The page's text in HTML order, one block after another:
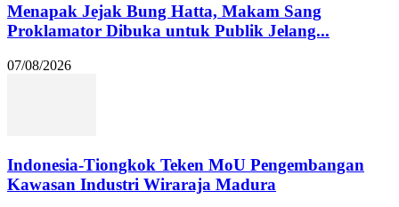
Menapak Jejak Bung Hatta, Makam Sang
Proklamator Dibuka untuk Publik Jelang...
07/08/2026
Indonesia-Tiongkok Teken MoU Pengembangan
Kawasan Industri Wiraraja Madura